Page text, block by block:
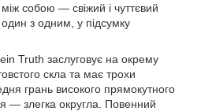
собою — свіжий і чуттєвий
з одним, у підсумку
Truth заслуговує на окрему
скла та має трохи
грань високого прямокутного
— злегка округла. Повенний